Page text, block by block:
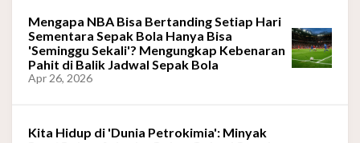
Mengapa NBA Bisa Bertanding Setiap Hari
Sementara Sepak Bola Hanya Bisa
'Seminggu Sekali'? Mengungkap Kebenaran
Pahit di Balik Jadwal Sepak Bola
Apr 26, 2026
Kita Hidup di 'Dunia Petrokimia': Minyak